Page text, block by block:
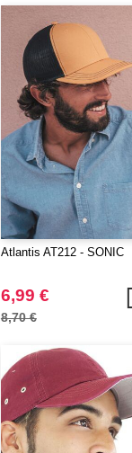
Atlantis AT212 - SONIC
6,99 €
8,70 €